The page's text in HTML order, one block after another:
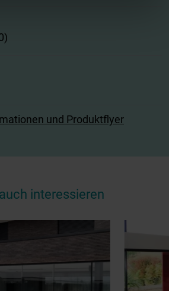
und Produktflyer
interessieren